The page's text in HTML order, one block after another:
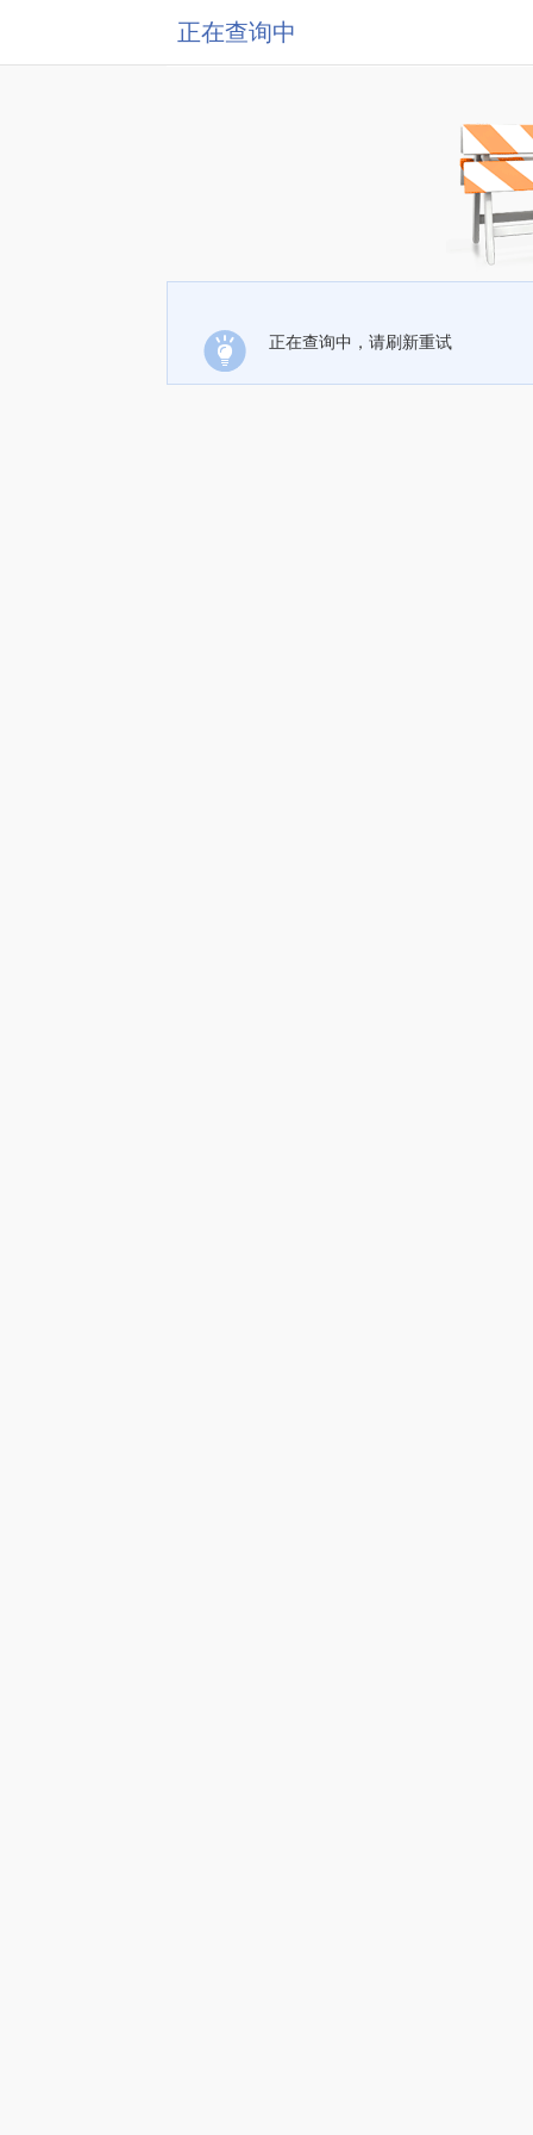
正在查询中
正在查询中，请刷新重试